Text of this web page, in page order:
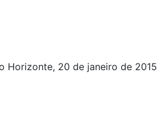
Horizonte, 20 de janeiro de 2015